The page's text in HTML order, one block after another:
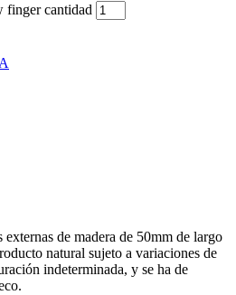
finger cantidad
externas de madera de 50mm de largo
natural sujeto a variaciones de
indeterminada, y se ha de